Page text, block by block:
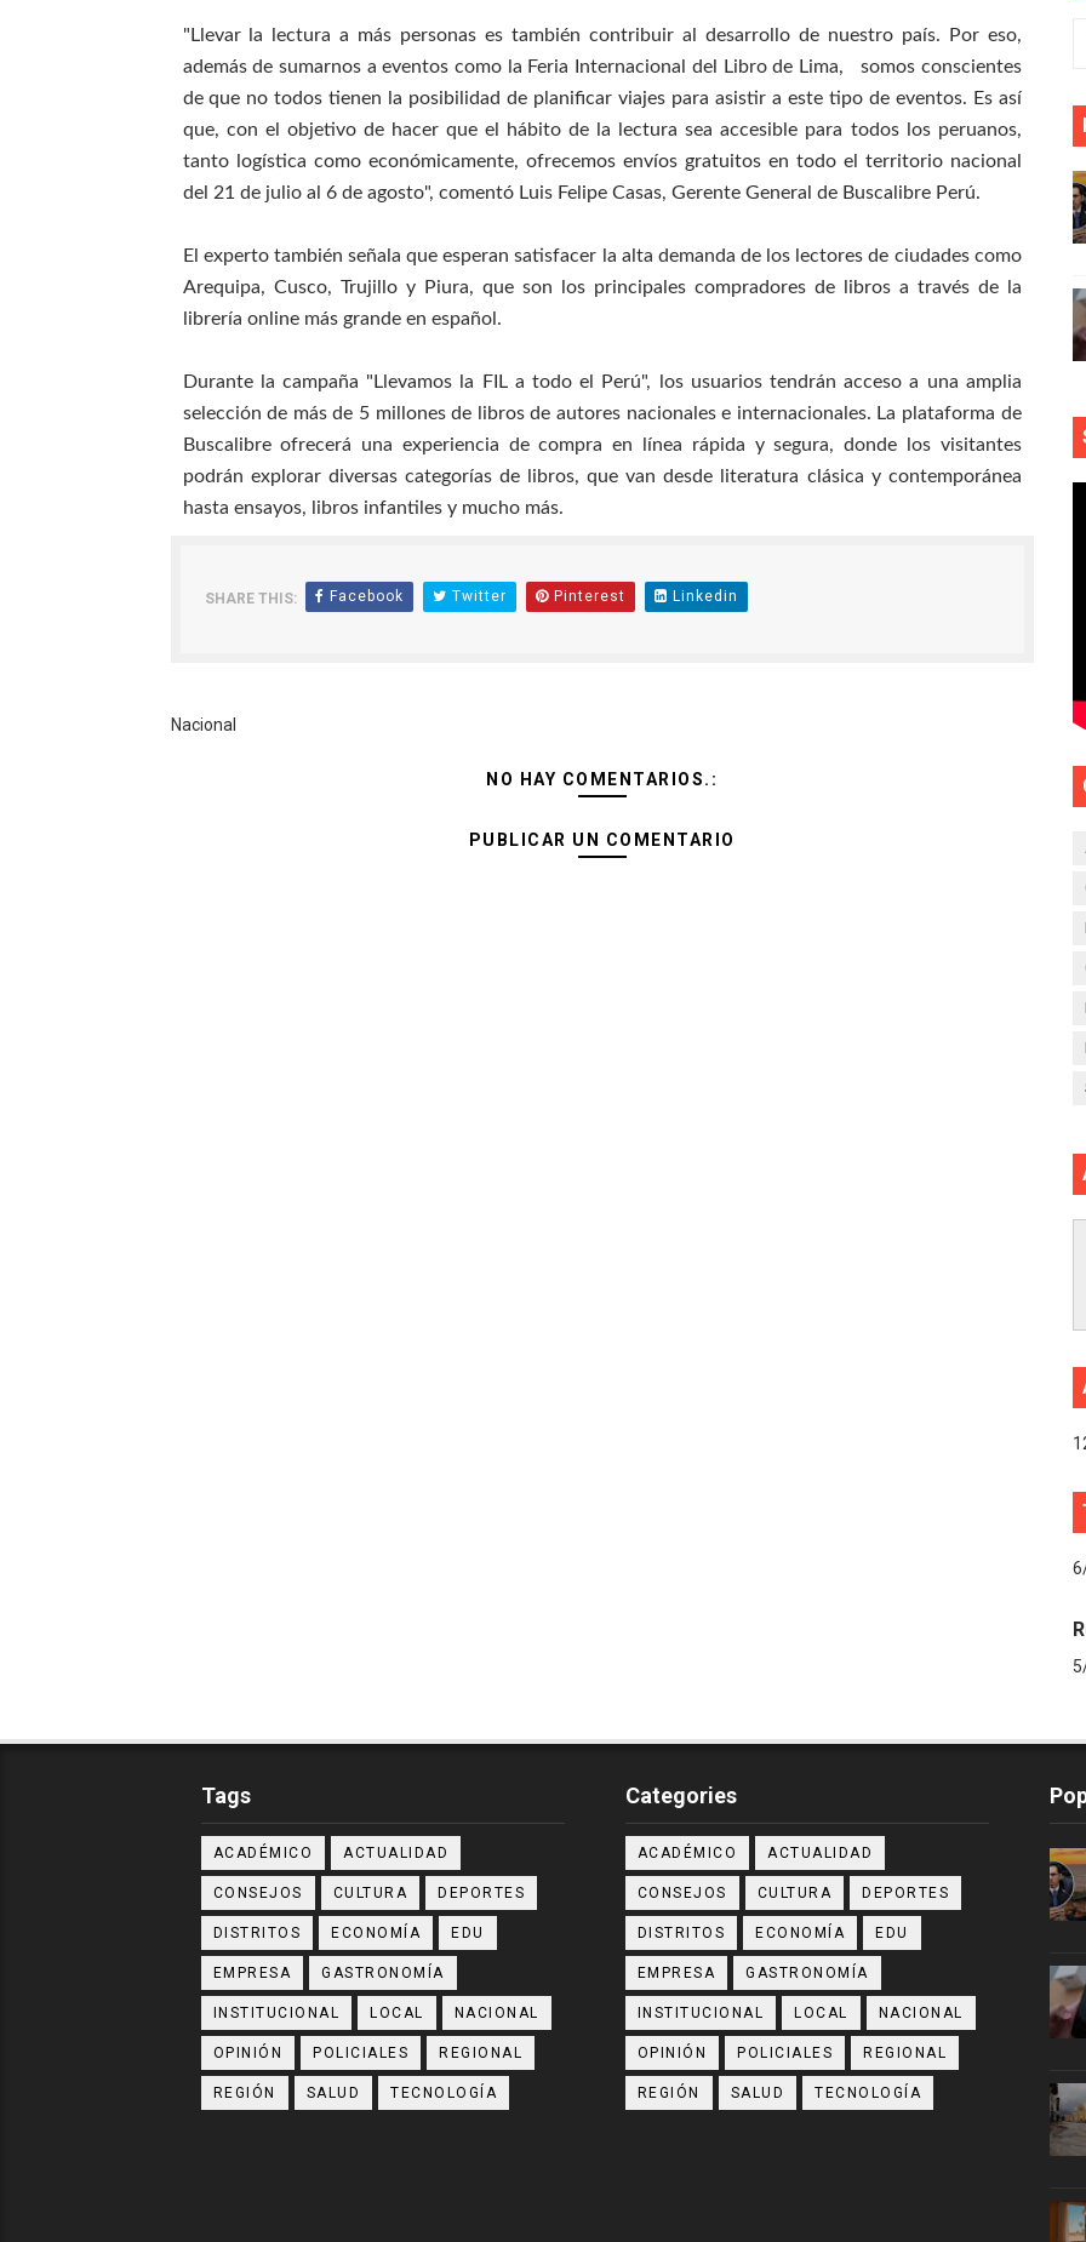
"Llevar la lectura a más personas es también contribuir al desarrollo de nuestro país. Por eso,
además de sumarnos a eventos como la Feria Internacional del Libro de Lima,
somos conscientes
de que no todos tienen la posibilidad de planificar viajes para asistir a este tipo de eventos. Es así
que, con el objetivo de hacer que el hábito de la lectura sea accesible para todos los peruanos,
tanto logística como económicamente, ofrecemos envíos gratuitos en todo el territorio nacional
del 21 de julio al 6 de agosto", comentó Luis Felipe Casas, Gerente General de Buscalibre Perú.
El experto también señala que esperan satisfacer la alta demanda de los lectores de ciudades como
Arequipa, Cusco, Trujillo y Piura, que son los principales compradores de libros a través de la
librería online más grande en español.
Durante la campaña "Llevamos la FIL a todo el Perú", los usuarios tendrán acceso a una amplia
selección de más de 5 millones de libros de autores nacionales e internacionales. La plataforma de
Buscalibre ofrecerá una experiencia de compra en línea rápida y segura, donde los visitantes
podrán explorar diversas categorías de libros, que van desde literatura clásica y contemporánea
hasta ensayos, libros infantiles y mucho más.
SHARE THIS: Facebook Twitter Pinterest Linkedin
Nacional
NO HAY COMENTARIOS.:
PUBLICAR UN COMENTARIO
Tags
ACADÉMICO ACTUALIDAD
CONSEJOS CULTURA DEPORTES
DISTRITOS ECONOMÍA EDU
EMPRESA GASTRONOMÍA
INSTITUCIONAL LOCAL NACIONAL
OPINIÓN POLICIALES REGIONAL
REGIÓN SALUD TECNOLOGÍA
Categories
ACADÉMICO ACTUALIDAD
CONSEJOS CULTURA DEPORTES
DISTRITOS ECONOMÍA EDU
EMPRESA GASTRONOMÍA
INSTITUCIONAL LOCAL NACIONAL
OPINIÓN POLICIALES REGIONAL
REGIÓN SALUD TECNOLOGÍA